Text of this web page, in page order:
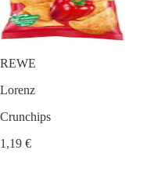
REWE
Lorenz
Crunchips
1,19 €